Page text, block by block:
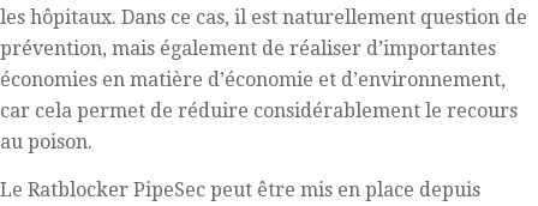
les hôpitaux. Dans ce cas, il est naturellement question de
prévention, mais également de réaliser d’importantes
économies en matière d’économie et d’environnement,
car cela permet de réduire considérablement le recours
au poison.
Le Ratblocker PipeSec peut être mis en place depuis